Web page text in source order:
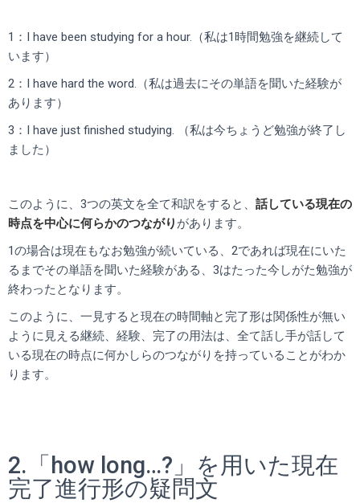
1：I have been studying for a hour.（私は1時間勉強を継続して
います）
2：I have hard the word.（私は過去にその単語を聞いた経験が
あります）
3：I have just finished studying. （私は今ちょうど勉強が終了し
ました）
このように、3つの英文を全て和訳をすると、 話している現在の
時点を中心に何らかのつながり があります。
1の場合は現在もなお勉強が続いている、2であれば現在にいた
るまでその単語を聞いた経験がある、3はたった今しがた勉強が
終わったとなります。
このように、一見すると現在の時間軸と完了形は関係性が無い
ように見える継続、経験、完了の用法は、全て話し手が話して
いる現在の時点に何かしらのつながりを持っていることがわか
ります。
2.「how long…?」を用いた現在
完了進行形の疑問文